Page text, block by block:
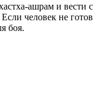
ашрам и
человек не
боя.